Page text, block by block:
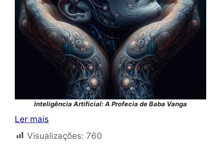
Inteligência Artificial: A Profecia de Baba Vanga
Ler mais
Visualizações: 760